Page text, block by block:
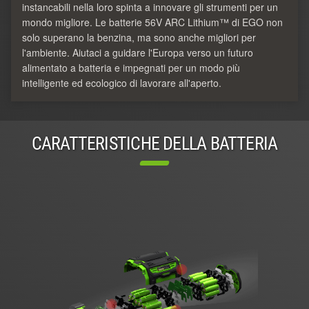
instancabili nella loro spinta a innovare gli strumenti per un
mondo migliore. Le batterie 56V ARC Lithium™ di EGO non
solo superano la benzina, ma sono anche migliori per
l'ambiente. Aiutaci a guidare l'Europa verso un futuro
alimentato a batteria e impegnati per un modo più
intelligente ed ecologico di lavorare all'aperto.
CARATTERISTICHE DELLA BATTERIA